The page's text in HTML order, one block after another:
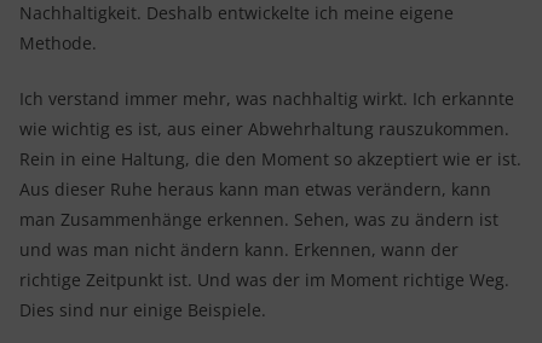
Nachhaltigkeit. Deshalb entwickelte ich meine eigene
Methode.
Ich verstand immer mehr, was nachhaltig wirkt. Ich erkannte
wie wichtig es ist, aus einer Abwehrhaltung rauszukommen.
Rein in eine Haltung, die den Moment so akzeptiert wie er ist.
Aus dieser Ruhe heraus kann man etwas verändern, kann
man Zusammenhänge erkennen. Sehen, was zu ändern ist
und was man nicht ändern kann. Erkennen, wann der
richtige Zeitpunkt ist. Und was der im Moment richtige Weg.
Dies sind nur einige Beispiele.